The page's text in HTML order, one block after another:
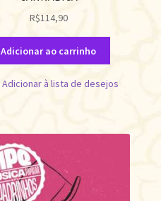
R$114,90
Adicionar ao carrinho
Adicionar à lista de desejos